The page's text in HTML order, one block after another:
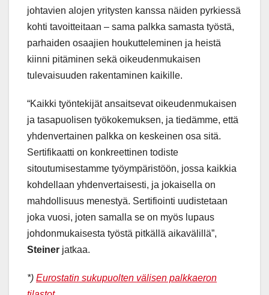
johtavien alojen yritysten kanssa näiden pyrkiessä
kohti tavoitteitaan – sama palkka samasta työstä,
parhaiden osaajien houkutteleminen ja heistä
kiinni pitäminen sekä oikeudenmukaisen
tulevaisuuden rakentaminen kaikille.
“Kaikki työntekijät ansaitsevat oikeudenmukaisen
ja tasapuolisen työkokemuksen, ja tiedämme, että
yhdenvertainen palkka on keskeinen osa sitä.
Sertifikaatti on konkreettinen todiste
sitoutumisestamme työympäristöön, jossa kaikkia
kohdellaan yhdenvertaisesti, ja jokaisella on
mahdollisuus menestyä. Sertifiointi uudistetaan
joka vuosi, joten samalla se on myös lupaus
johdonmukaisesta työstä pitkällä aikavälillä”,
Steiner jatkaa.
*) Eurostatin sukupuolten välisen palkkaeron